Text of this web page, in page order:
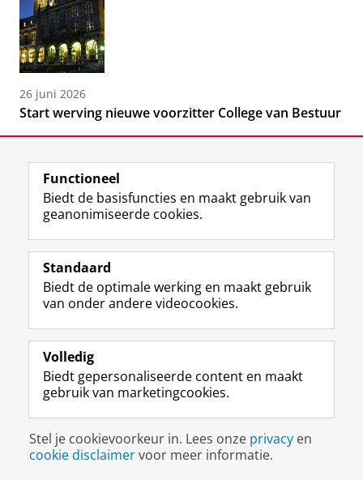
26 juni 2026
Start werving nieuwe voorzitter College van Bestuur
Volg de RUG
F
a
e
b
o
p
a
g
i
n
a
L
i
k
e
I
-
p
a
g
i
n
R
S
-
f
e
R
i
k
s
u
I
n
t
r
m
-
c
c
o
Y
o
T
e
k
a
a
a
Studiekiezers
Alumni
Over ons
Disclaimer & Copyright
Inloggen
Functioneel
Biedt de basisfuncties en maakt gebruik van
geanonimiseerde cookies.
Standaard
Biedt de optimale werking en maakt gebruik
van onder andere videocookies.
Volledig
Biedt gepersonaliseerde content en maakt
gebruik van marketingcookies.
Stel je cookievoorkeur in. Lees onze privacy en
cookie disclaimervoor meer informatie.